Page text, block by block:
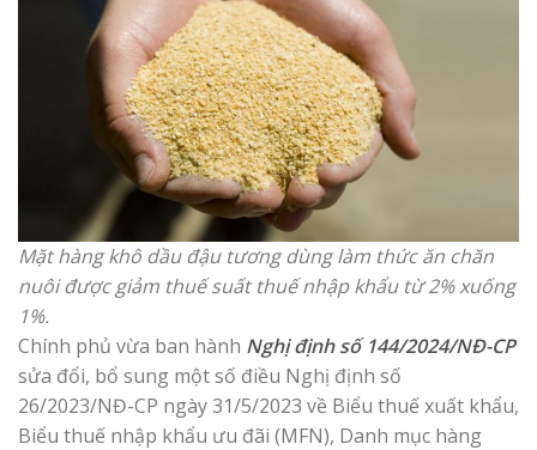
Mặt hàng khô dầu đậu tương dùng làm thức ăn chăn
nuôi được giảm thuế suất thuế nhập khẩu từ 2% xuống
1%.
Chính phủ vừa ban hành Nghị định số 144/2024/NĐ-CP
sửa đổi, bổ sung một số điều Nghị định số
26/2023/NĐ-CP ngày 31/5/2023 về Biểu thuế xuất khẩu,
Biểu thuế nhập khẩu ưu đãi (MFN), Danh mục hàng